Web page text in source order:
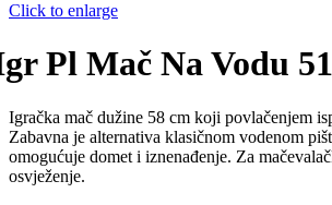
Click to enlarge
Pl Mač Na Vodu
Igračka mač dužine 58 cm koji povlačenjem
Zabavna je alternativa klasičnom vodenom
omogućuje domet i iznenađenje. Za
osvježenje.